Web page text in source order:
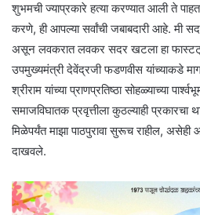
शुभमची ज्याप्रकारे हत्या करण्यात आली ते पाहता
करणे, ही आपल्या सर्वांची जबाबदारी आहे. मी
असून लवकरात लवकर सदर खटला हा
उपमुख्यमंत्री देवेंद्रजी फडणवीस यांच्याकडे
श्रीराम यांच्या प्राणप्रतिष्ठा सोहळ्याच्या
समाजविघातक प्रवृत्तीला कुठल्याही प्रकारचा
मिळेपर्यंत माझा पाठपुरावा सुरूच राहील, असेही
दाखवले.